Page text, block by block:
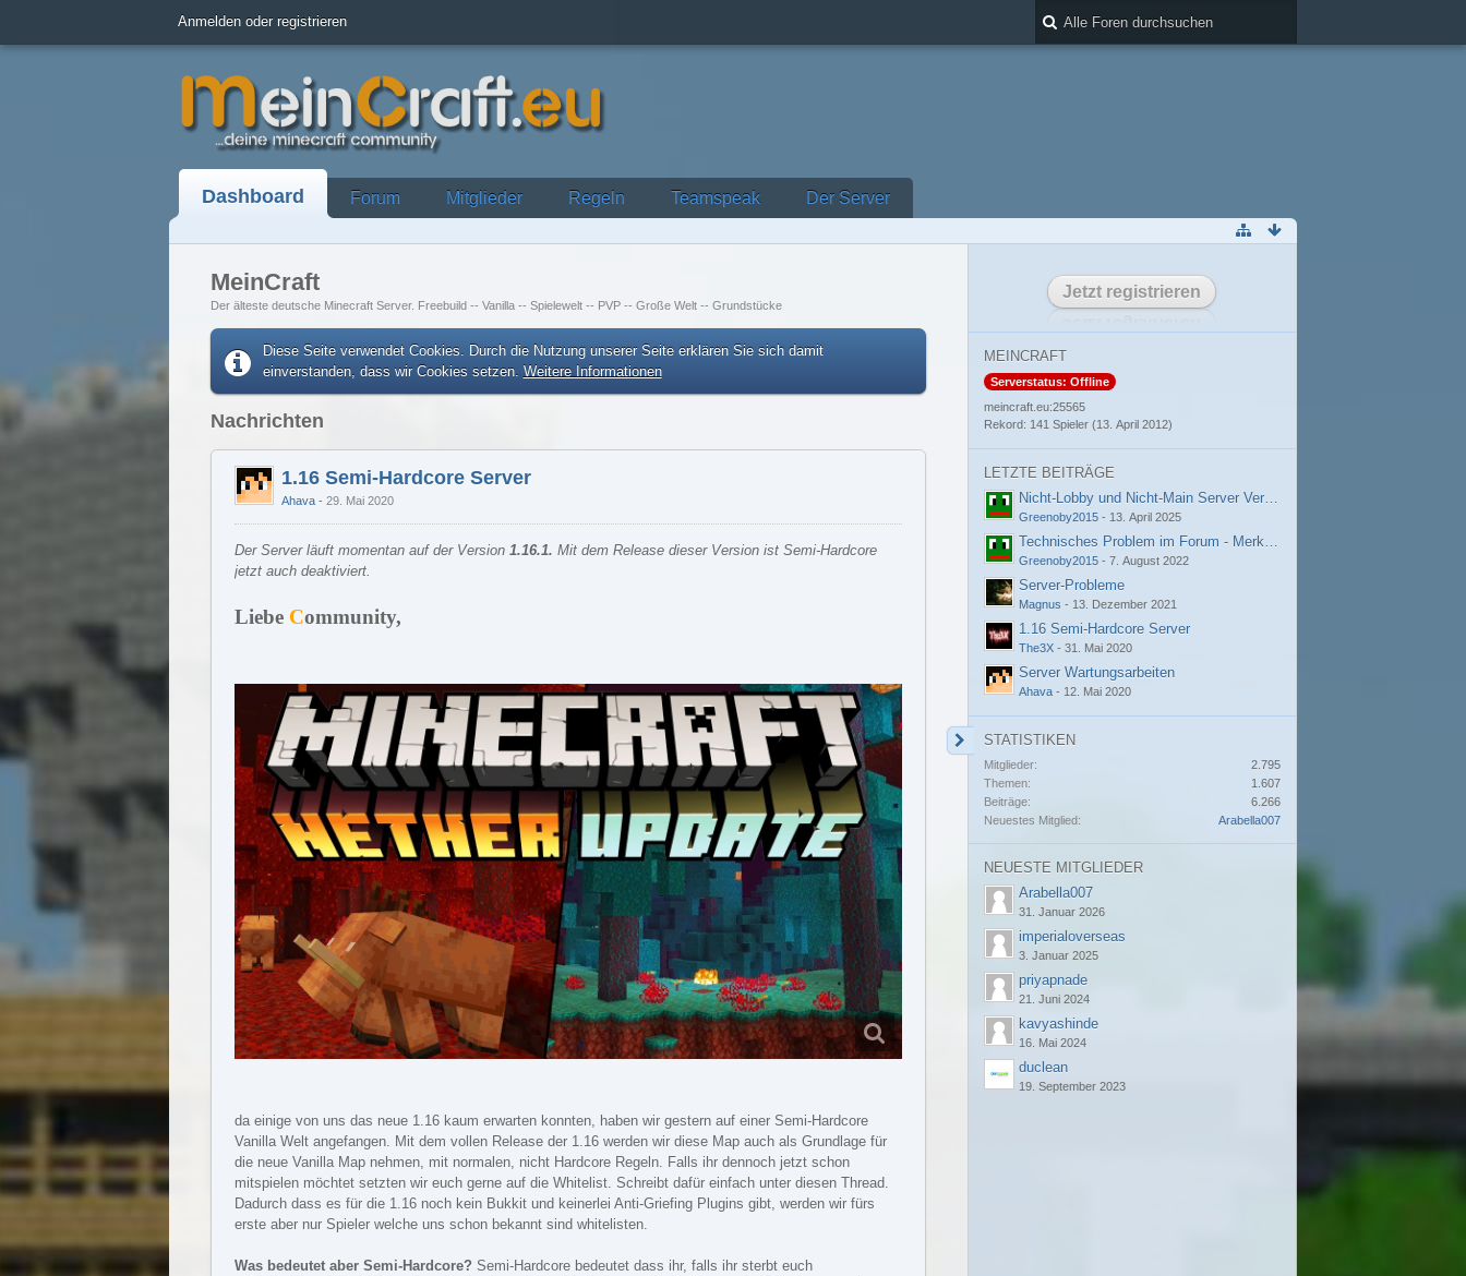
Anmelden oder registrieren
Dashboard Forum Mitglieder Regeln Teamspeak Der Server
MeinCraft
Der älteste deutsche Minecraft Server. Freebuild -- Vanilla -- Spielewelt -- PVP -- Große Welt -- Grundstücke
Diese Seite verwendet Cookies. Durch die Nutzung unserer Seite erklären Sie sich damit
einverstanden, dass wir Cookies setzen. Weitere Informationen
Nachrichten
1.16 Semi-Hardcore Server
Ahava 29. Mai 2020
Der Server läuft momentan auf der Version 1.16.1. Mit dem Release dieser Version ist Semi-Hardcore
jetzt auch deaktiviert.
Liebe Community,
da einige von uns das neue 1.16 kaum erwarten konnten, haben wir gestern auf einer Semi-Hardcore
Vanilla Welt angefangen. Mit dem vollen Release der 1.16 werden wir diese Map auch als Grundlage für
die neue Vanilla Map nehmen, mit normalen, nicht Hardcore Regeln. Falls ihr dennoch jetzt schon
mitspielen möchtet setzten wir euch gerne auf die Whitelist. Schreibt dafür einfach unter diesen Thread.
Dadurch dass es für die 1.16 noch kein Bukkit und keinerlei Anti-Griefing Plugins gibt, werden wir fürs
erste aber nur Spieler welche uns schon bekannt sind whitelisten.
Was bedeutet aber Semi-Hardcore? Semi-Hardcore bedeutet dass ihr, falls ihr sterbt euch
Jetzt registrieren
MEINCRAFT
Serverstatus: Offline
meincraft.eu:25565
Rekord: 141 Spieler (13. April 2012)
LETZTE BEITRÄGE
Nicht-Lobby und Nicht-Main Server Verbindungsprobleme
Greenoby2015- 13. April 2025
Technisches Problem im Forum - Merkwürdige Fehlermeldung
Greenoby2015- 7. August 2022
Server-Probleme
Magnus - 13. Dezember 2021
1.16 Semi-Hardcore Server
The3X- 31. Mai 2020
Server Wartungsarbeiten
Ahava- 12. Mai 2020
STATISTIKEN
Mitglieder
2.795
Themen
1.607
Beiträge
6.266
Neuestes Mitglied
Arabella007
NEUESTE MITGLIEDER
Arabella007
31. Januar 2026
imperialoverseas
3. Januar 2025
priyapnade
21. Juni 2024
kavyashinde
16. Mai 2024
duclean
19. September 2023